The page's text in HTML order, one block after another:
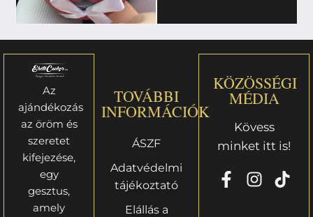
Az
ajándékozás
az öröm és
szeretet
kifejezése,
egy
gesztus,
amely
TOVÁBBI
INFORMÁCIÓK
ÁSZF
Adatvédelmi
tájékoztató
Elállás a
KÖZÖSSÉGI
MÉDIA
Kövess
minket itt is!